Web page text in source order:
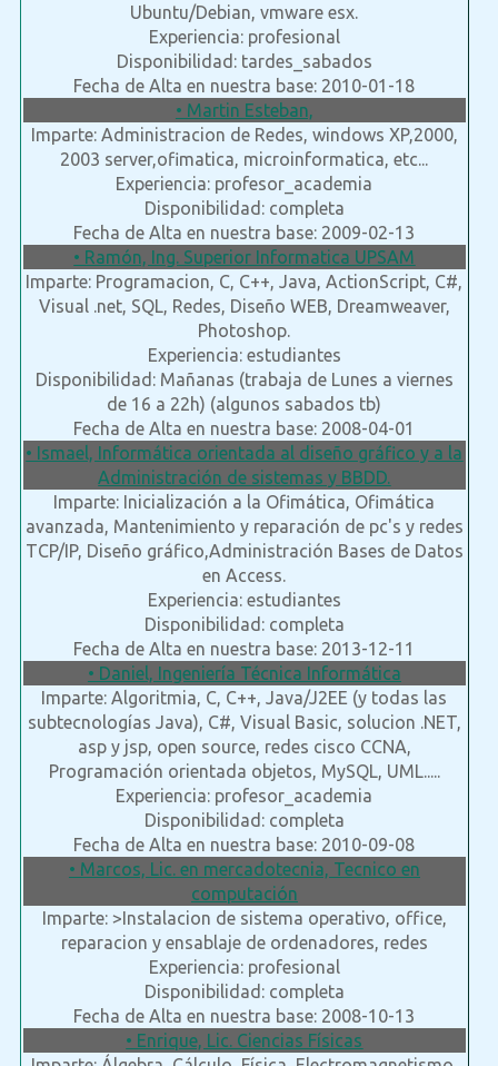
Ubuntu/Debian, vmware esx.
Experiencia: profesional
Disponibilidad: tardes_sabados
Fecha de Alta en nuestra base: 2010-01-18
• Martin Esteban,
Imparte: Administracion de Redes, windows XP,2000,
2003 server,ofimatica, microinformatica, etc...
Experiencia: profesor_academia
Disponibilidad: completa
Fecha de Alta en nuestra base: 2009-02-13
• Ramón, Ing. Superior Informatica UPSAM
Imparte: Programacion, C, C++, Java, ActionScript, C#,
Visual .net, SQL, Redes, Diseño WEB, Dreamweaver,
Photoshop.
Experiencia: estudiantes
Disponibilidad: Mañanas (trabaja de Lunes a viernes
de 16 a 22h) (algunos sabados tb)
Fecha de Alta en nuestra base: 2008-04-01
• Ismael, Informática orientada al diseño gráfico y a la
Administración de sistemas y BBDD.
Imparte: Inicialización a la Ofimática, Ofimática
avanzada, Mantenimiento y reparación de pc's y redes
TCP/IP, Diseño gráfico,Administración Bases de Datos
en Access.
Experiencia: estudiantes
Disponibilidad: completa
Fecha de Alta en nuestra base: 2013-12-11
• Daniel, Ingeniería Técnica Informática
Imparte: Algoritmia, C, C++, Java/J2EE (y todas las
subtecnologías Java), C#, Visual Basic, solucion .NET,
asp y jsp, open source, redes cisco CCNA,
Programación orientada objetos, MySQL, UML.....
Experiencia: profesor_academia
Disponibilidad: completa
Fecha de Alta en nuestra base: 2010-09-08
• Marcos, Lic. en mercadotecnia, Tecnico en
computación
Imparte: >Instalacion de sistema operativo, office,
reparacion y ensablaje de ordenadores, redes
Experiencia: profesional
Disponibilidad: completa
Fecha de Alta en nuestra base: 2008-10-13
• Enrique, Lic. Ciencias Físicas